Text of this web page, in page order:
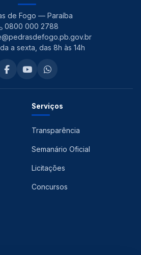
de Fogo — Paraíba
0800 000 2788
a sexta, das 8h às 14h
Serviços
Transparência
Semanário Oficial
Licitações
Concursos